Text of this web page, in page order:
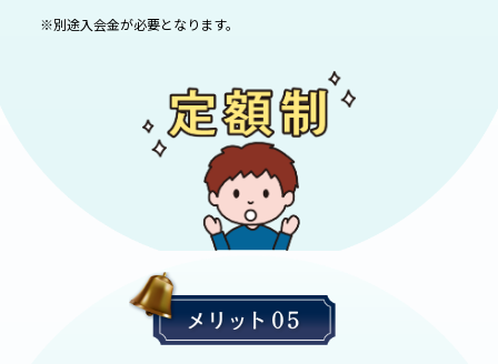
※別途入会金が必要となります。